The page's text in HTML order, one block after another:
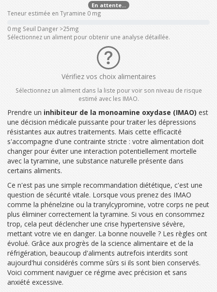
En attente...
Teneur estimée en Tyramine 0 mg
0 mg Seuil Danger >25mg
Sélectionnez un aliment pour obtenir une analyse détaillée.
Vérifiez vos choix alimentaires
Sélectionnez un aliment dans la liste pour voir son niveau de risque
estimé avec les IMAO.
Prendre un inhibiteur de la monoamine oxydase (IMAO) est
une décision médicale puissante pour traiter les dépressions
résistantes aux autres traitements. Mais cette efficacité
s'accompagne d'une contrainte stricte : votre alimentation doit
changer pour éviter une interaction potentiellement mortelle
avec latyramine, une substance naturelle présente dans
certains aliments.
Ce n'est pas une simple recommandation diététique, c'est une
question de sécurité vitale. Lorsque vous prenez des IMAO
comme la phénelzine ou la tranylcypromine, votre corps ne peut
plus éliminer correctement la tyramine. Si vous en consommez
trop, cela peut déclencher une crise hypertensive sévère,
mettant votre vie en danger. La bonne nouvelle ? Les règles ont
évolué. Grâce aux progrès de la science alimentaire et de la
réfrigération, beaucoup d'aliments autrefois interdits sont
aujourd'hui considérés comme sûrs si ils sont bien conservés.
Voici comment naviguer ce régime avec précision et sans
anxiété excessive.